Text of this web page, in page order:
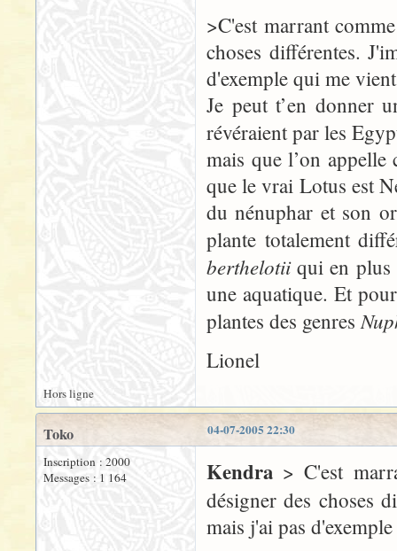
>C'est marrant
choses différentes.
d'exemple qui me
Je peut t’en donner
révéraient par les
mais que l’on appelle
que le vrai Lotus est
du nénuphar et son
plante totalement
berthelotiiqui en plus
une aquatique. Et
plantes des genres
Lionel
Hors ligne
04-07-2005 22:30
Toko
Inscription : 2000
Messages : 1 164
Kendra > C'est
désigner des choses
mais j'ai pas